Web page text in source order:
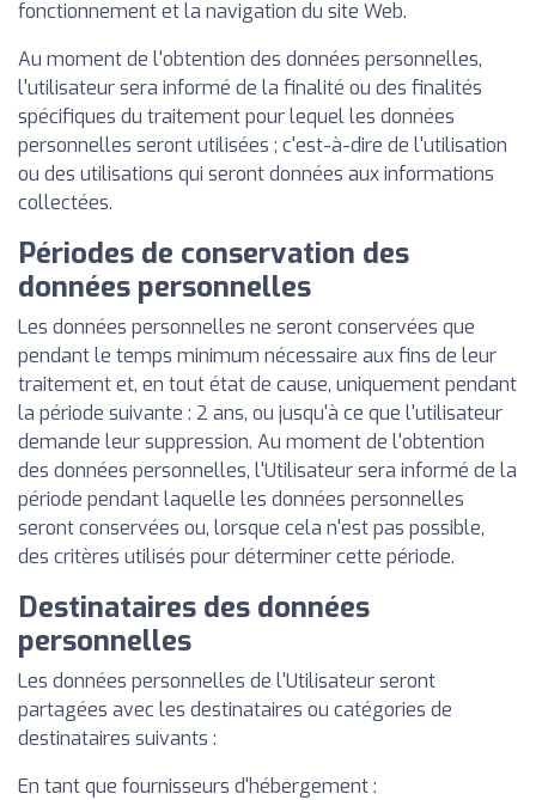
fonctionnement et la navigation du site Web.
Au moment de l'obtention des données personnelles,
l'utilisateur sera informé de la finalité ou des finalités
spécifiques du traitement pour lequel les données
personnelles seront utilisées ; c'est-à-dire de l'utilisation
ou des utilisations qui seront données aux informations
collectées.
Périodes de conservation des
données personnelles
Les données personnelles ne seront conservées que
pendant le temps minimum nécessaire aux fins de leur
traitement et, en tout état de cause, uniquement pendant
la période suivante : 2 ans, ou jusqu'à ce que l'utilisateur
demande leur suppression. Au moment de l'obtention
des données personnelles, l'Utilisateur sera informé de la
période pendant laquelle les données personnelles
seront conservées ou, lorsque cela n'est pas possible,
des critères utilisés pour déterminer cette période.
Destinataires des données
personnelles
Les données personnelles de l'Utilisateur seront
partagées avec les destinataires ou catégories de
destinataires suivants :
En tant que fournisseurs d'hébergement :